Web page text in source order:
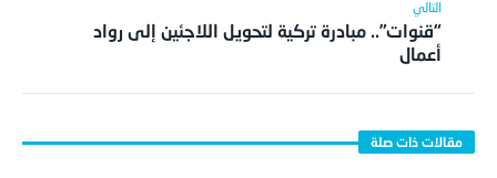
“قنوات”.. مبادرة تركية لتحويل اللاجئين إلى رواد
أعمال